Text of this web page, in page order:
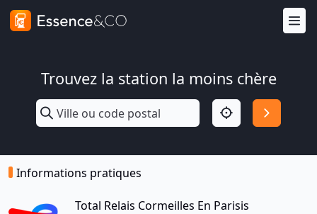
Trouvez la station la moins chère
Informations pratiques
Total Relais Cormeilles En Parisis